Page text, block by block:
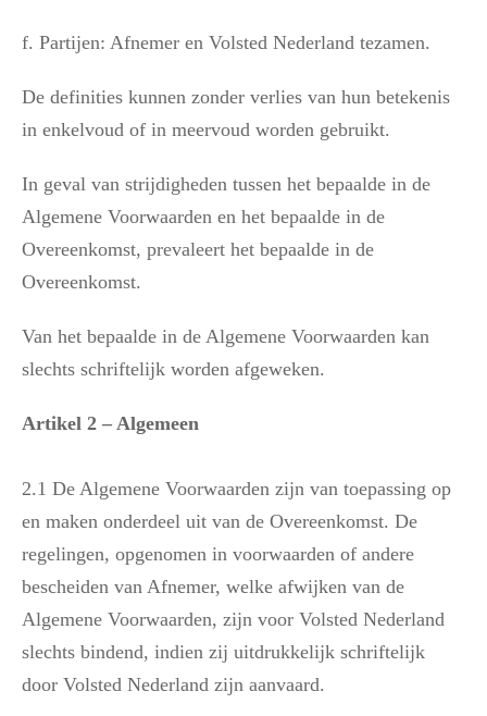
f. Partijen: Afnemer en Volsted Nederland tezamen.
De definities kunnen zonder verlies van hun betekenis
in enkelvoud of in meervoud worden gebruikt.
In geval van strijdigheden tussen het bepaalde in de
Algemene Voorwaarden en het bepaalde in de
Overeenkomst, prevaleert het bepaalde in de
Overeenkomst.
Van het bepaalde in de Algemene Voorwaarden kan
slechts schriftelijk worden afgeweken.
Artikel 2 – Algemeen
2.1 De Algemene Voorwaarden zijn van toepassing op
en maken onderdeel uit van de Overeenkomst. De
regelingen, opgenomen in voorwaarden of andere
bescheiden van Afnemer, welke afwijken van de
Algemene Voorwaarden, zijn voor Volsted Nederland
slechts bindend, indien zij uitdrukkelijk schriftelijk
door Volsted Nederland zijn aanvaard.